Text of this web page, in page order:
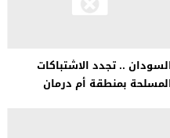
.. تجدد الاشتباكات
بمنطقة أم درمان